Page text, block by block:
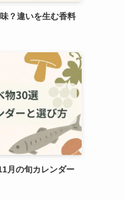
？違いを生む香料
月の旬カレンダー